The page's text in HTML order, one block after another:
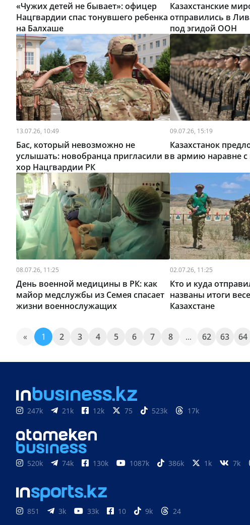
«Чужих детей не бывает»: офицер
Нацгвардии спас тонувшего ребенка
на Балхаше
Казахстанские
отправились в
под эгидой ООН
13.07.26, 10:49
Бас, который невозможно не
услышать: новобранца пригласили в
хор Нацгвардии РК
09.07.26, 15:19
Казахстанок
в армию наравне
08.07.26, 11:25
День военной медицины в РК: как
майор медслужбы из Семея спасает
жизни военнослужащих
02.07.26, 11:25
Кто и куда
названы итоги
Казахстане
« 1 2 3 4 5 6 7 8 ... 62 63 64
247k 21k 12k 75 523k 17k
520k 74k 130k 1087k 386k 1k 7k
851 3k 33k 10 9k 24